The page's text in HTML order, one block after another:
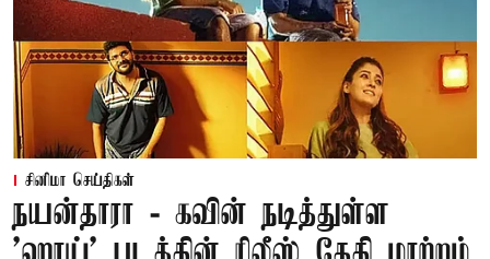
சினிமா செய்திகள்
நயன்தாரா - கவின் நடித்துள்ள